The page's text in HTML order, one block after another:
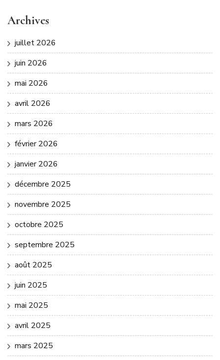
Archives
juillet 2026
juin 2026
mai 2026
avril 2026
mars 2026
février 2026
janvier 2026
décembre 2025
novembre 2025
octobre 2025
septembre 2025
août 2025
juin 2025
mai 2025
avril 2025
mars 2025